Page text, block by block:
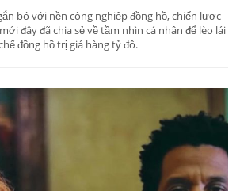
bó với nền công nghiệp đồng hồ, chiến lược
đây đã chia sẻ về tầm nhìn cá nhân để lèo lái
đồng hồ trị giá hàng tỷ đô.